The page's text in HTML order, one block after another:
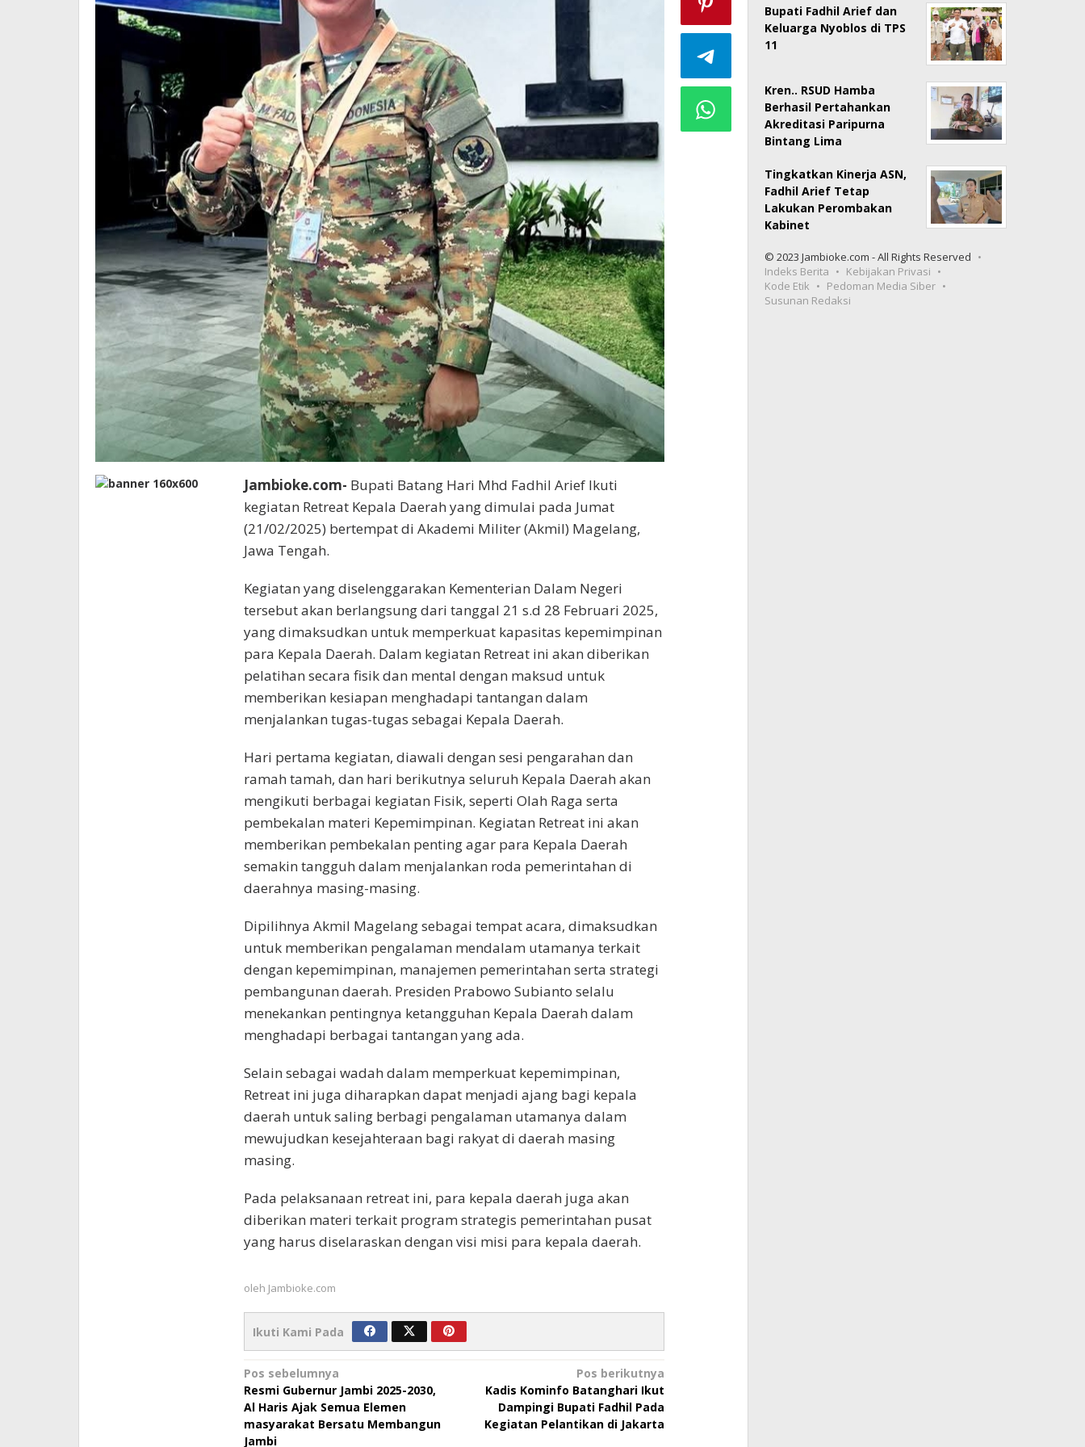
Jambioke.com- Bupati Batang Hari Mhd Fadhil Arief Ikuti
kegiatan Retreat Kepala Daerah yang dimulai pada Jumat
(21/02/2025) bertempat di Akademi Militer (Akmil) Magelang,
Jawa Tengah.
Kegiatan yang diselenggarakan Kementerian Dalam Negeri
tersebut akan berlangsung dari tanggal 21 s.d 28 Februari 2025,
yang dimaksudkan untuk memperkuat kapasitas kepemimpinan
para Kepala Daerah. Dalam kegiatan Retreat ini akan diberikan
pelatihan secara fisik dan mental dengan maksud untuk
memberikan kesiapan menghadapi tantangan dalam
menjalankan tugas-tugas sebagai Kepala Daerah.
Hari pertama kegiatan, diawali dengan sesi pengarahan dan
ramah tamah, dan hari berikutnya seluruh Kepala Daerah akan
mengikuti berbagai kegiatan Fisik, seperti Olah Raga serta
pembekalan materi Kepemimpinan. Kegiatan Retreat ini akan
memberikan pembekalan penting agar para Kepala Daerah
semakin tangguh dalam menjalankan roda pemerintahan di
daerahnya masing-masing.
Dipilihnya Akmil Magelang sebagai tempat acara, dimaksudkan
untuk memberikan pengalaman mendalam utamanya terkait
dengan kepemimpinan, manajemen pemerintahan serta strategi
pembangunan daerah. Presiden Prabowo Subianto selalu
menekankan pentingnya ketangguhan Kepala Daerah dalam
menghadapi berbagai tantangan yang ada.
Selain sebagai wadah dalam memperkuat kepemimpinan,
Retreat ini juga diharapkan dapat menjadi ajang bagi kepala
daerah untuk saling berbagi pengalaman utamanya dalam
mewujudkan kesejahteraan bagi rakyat di daerah masing
masing.
Pada pelaksanaan retreat ini, para kepala daerah juga akan
diberikan materi terkait program strategis pemerintahan pusat
yang harus diselaraskan dengan visi misi para kepala daerah.
oleh Jambioke.com
Ikuti Kami Pada
Navigasi
pos
Pos sebelumnya
Resmi Gubernur Jambi 2025-2030,
Al Haris Ajak Semua Elemen
masyarakat Bersatu Membangun
Jambi
Pos berikutnya
Kadis Kominfo Batanghari Ikut
Dampingi Bupati Fadhil Pada
Kegiatan Pelantikan di Jakarta
Bupati Fadhil Arief dan
Keluarga Nyoblos di TPS
11
Kren.. RSUD Hamba
Berhasil Pertahankan
Akreditasi Paripurna
Bintang Lima
Tingkatkan Kinerja ASN,
Fadhil Arief Tetap
Lakukan Perombakan
Kabinet
© 2023 Jambioke.com - All Rights Reserved
Indeks Berita
Kebijakan Privasi
Kode Etik
Pedoman Media Siber
Susunan Redaksi